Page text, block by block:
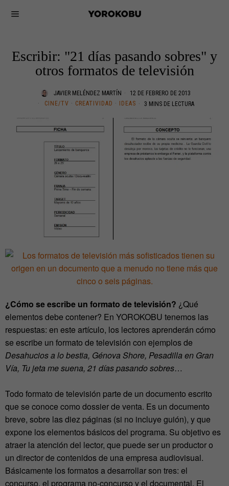
Escribir: "21 días pasando sobres" y
otros formatos de televisión
JAVIER MELÉNDEZ MARTÍN
12 DE FEBRERO DE 2013
CINE/TV · CREATIVIDAD · IDEAS 3 MINS DE LECTURA
¿Cómo se escribe un formato de televisión? ¿Qué
elementos debe contener? En YOROKOBU tenemos las
respuestas: en este artículo, los lectores aprenderán cómo
se escribe un formato de televisión con ejemplos de
Desahucios a lo bestia, Génova Shore, Pesadilla en Gran
Vía, Tu jeta me suena, 21 días pasando sobres…
Todo formato de televisión parte de un documento escrito
que se conoce como dossier de venta. Es un documento
breve, sobre las diez páginas (si no incluye guión), y que
expone los elementos básicos del programa. Su objetivo es
atraer la atención del lector, que puede ser un productor o
un director de contenidos de una empresa audiovisual.
Básicamente los formatos a desarrollar son tres: el
concurso, el programa no-concurso y el documental. El